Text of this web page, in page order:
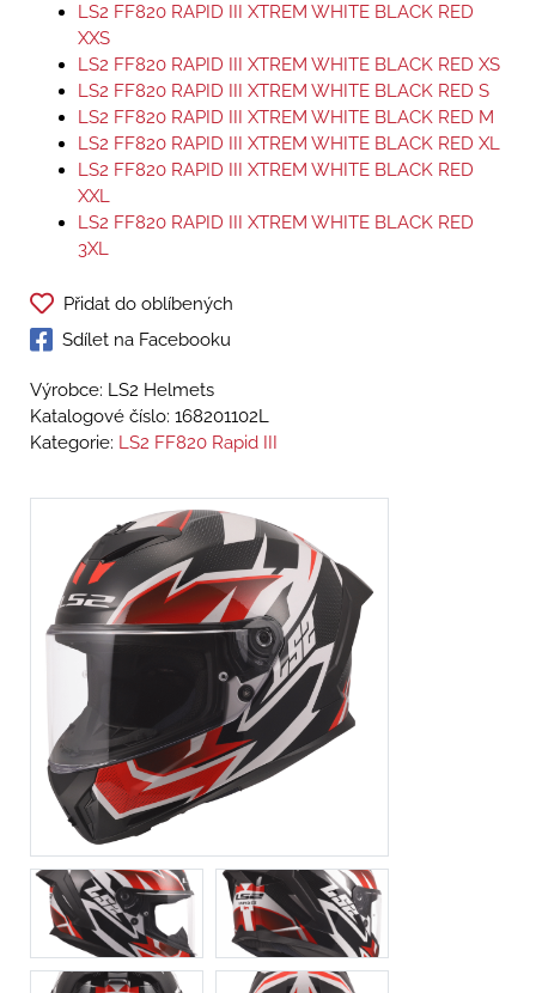
LS2 FF820 RAPID III XTREM WHITE BLACK RED
XXS
LS2 FF820 RAPID III XTREM WHITE BLACK RED XS
LS2 FF820 RAPID III XTREM WHITE BLACK RED S
LS2 FF820 RAPID III XTREM WHITE BLACK RED M
LS2 FF820 RAPID III XTREM WHITE BLACK RED XL
LS2 FF820 RAPID III XTREM WHITE BLACK RED
XXL
LS2 FF820 RAPID III XTREM WHITE BLACK RED
3XL
Přidat do oblíbených
Sdílet na Facebooku
Výrobce: LS2 Helmets
Katalogové číslo: 168201102L
Kategorie: LS2 FF820 Rapid III